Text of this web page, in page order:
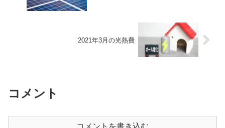
2021年3月の光熱費
コメント
コメントを書き込む